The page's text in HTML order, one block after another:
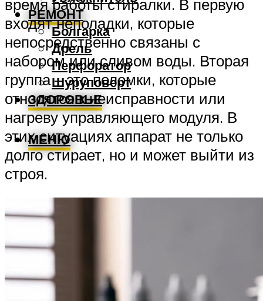
РЕМОНТ
Болгарка
Дрель
Перфоратор
Шуруповерт
ЗДОРОВЬЕ
МЕНЮ
время работы стиралки. В первую
входят неполадки, которые
непосредственно связаны с
набором или сливом воды. Вторая
группа – это поломки, которые
относятся к неисправности или
нагреву управляющего модуля. В
этих ситуациях аппарат не только
долго стирает, но и может выйти из
строя.